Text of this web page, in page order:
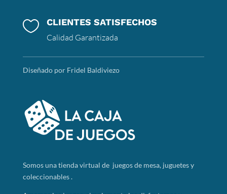
 CLIENTES SATISFECHOS
Calidad Garantizada
Diseñado por Fridel Baldiviezo
Somosuna tienda virtual de juegos de mesa, juguetes y
coleccionables .